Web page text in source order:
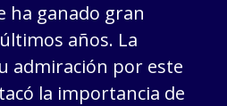
ha ganado gran
años. La
admiración por este
la importancia de